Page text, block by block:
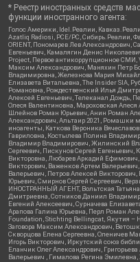
* Реестр иностранных средств
функции иностранного агента:
Голос Америки, Idel.Реалии,
Azatliq Radiosi, PCE/PC, Сибирь.Реалии,
ORIENT, Пономарев Лев Александрович,
Евгеньевич, Камалягин Денис
Project, Первое антикоррупционное
Максим Александрович, Маняхин Петр
Владимировна, Железнова Мария
Елизавета Витальевна, The Insider SIA,
Романовна, Рождественский Илья
Алексей Евгеньевич, Телеканал Дождь,
Олеся Валентиновна, Мароховская
Шлейнов Роман Юрьевич, Анин Роман
Александрович, Альтаир 2021, Ромашки
иноагенты, Каткова Вероника
Гавриловна, Костылева Полина
Владимир Владимирович, Жилинский
Сергеевич, Пискунов Сергей
Викторовна, Любарев Аркадий
Викторович, Важенков Артем
Валерьевич, Петров Алексей
Юрьевич, Смирнов Сергей Сергеевич,
ИНОСТРАННЫЙ АГЕНТ, Вольтская
Дмитриевна, Сотников Даниил
Евгений Алексеевич, Сурначева
Арапова Галина Юрьевна, Перл Роман
Foundation, Stichting Bellingcat, Якутия
Заговора Максим Александрович,
Скворцова Елена Сергеевна, Оленичев
Игорь Викторович, Иркутский союз
Еланчик Олег Александрович,
Валерьевич , Гималова Регина